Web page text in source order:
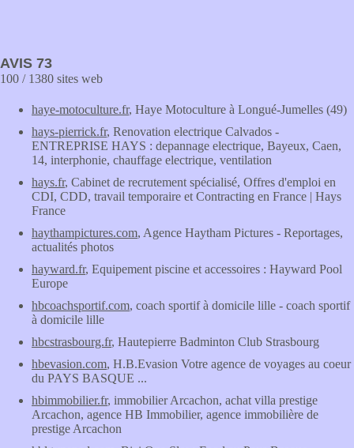
AVIS 73
100 / 1380 sites web
haye-motoculture.fr, Haye Motoculture à Longué-Jumelles (49)
hays-pierrick.fr, Renovation electrique Calvados -
ENTREPRISE HAYS : depannage electrique, Bayeux, Caen,
14, interphonie, chauffage electrique, ventilation
hays.fr, Cabinet de recrutement spécialisé, Offres d'emploi en
CDI, CDD, travail temporaire et Contracting en France | Hays
France
haythampictures.com, Agence Haytham Pictures - Reportages,
actualités photos
hayward.fr, Equipement piscine et accessoires : Hayward Pool
Europe
hbcoachsportif.com, coach sportif à domicile lille - coach sportif
à domicile lille
hbcstrasbourg.fr, Hautepierre Badminton Club Strasbourg
hbevasion.com, H.B.Evasion Votre agence de voyages au coeur
du PAYS BASQUE ...
hbimmobilier.fr, immobilier Arcachon, achat villa prestige
Arcachon, agence HB Immobilier, agence immobilière de
prestige Arcachon